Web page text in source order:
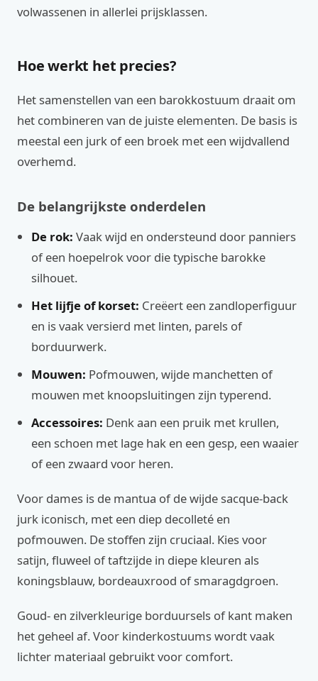
volwassenen in allerlei prijsklassen.
Hoe werkt het precies?
Het samenstellen van een barokkostuum draait om
het combineren van de juiste elementen. De basis is
meestal een jurk of een broek met een wijdvallend
overhemd.
De belangrijkste onderdelen
De rok: Vaak wijd en ondersteund door panniers
of een hoepelrok voor die typische barokke
silhouet.
Het lijfje of korset: Creëert een zandloperfiguur
en is vaak versierd met linten, parels of
borduurwerk.
Mouwen: Pofmouwen, wijde manchetten of
mouwen met knoopsluitingen zijn typerend.
Accessoires: Denk aan een pruik met krullen,
een schoen met lage hak en een gesp, een waaier
of een zwaard voor heren.
Voor dames is de mantua of de wijde sacque-back
jurk iconisch, met een diep decolleté en
pofmouwen. De stoffen zijn cruciaal. Kies voor
satijn, fluweel of taftzijde in diepe kleuren als
koningsblauw, bordeauxrood of smaragdgroen.
Goud- en zilverkleurige borduursels of kant maken
het geheel af. Voor kinderkostuums wordt vaak
lichter materiaal gebruikt voor comfort.